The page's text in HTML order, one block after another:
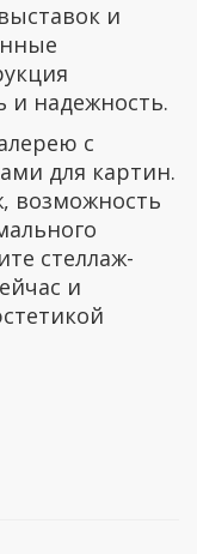
и
и надежность.
с
для картин.
возможность
стеллаж-
и